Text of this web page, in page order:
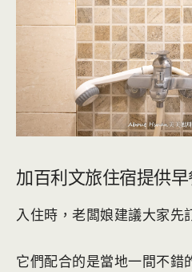
加百利文旅住宿提供
入住時，老闆娘建議大家先
它們配合的是當地一間不錯